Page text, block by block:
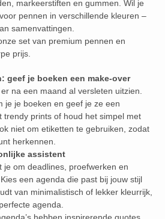
markeerstiften en gummen. Wil je
pennen in verschillende kleuren –
samenvattingen.
set van premium pennen en
prijs.
geef je boeken een make-over
na een maand al versleten uitzien.
je je boeken en geef je ze een
trendy prints of houd het simpel met
niet om etiketten te gebruiken, zodat
herkennen.
assistent
je om deadlines, proefwerken en
een agenda die past bij jouw stijl
van minimalistisch of lekker kleurrijk,
agenda.